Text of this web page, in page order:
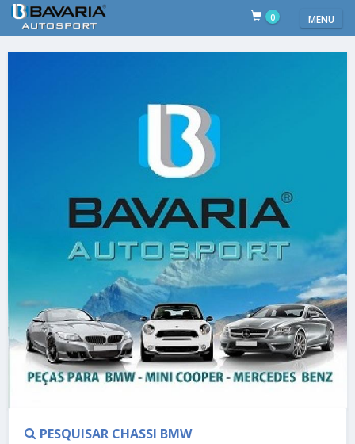
MENU
0
PESQUISAR CHASSI BMW